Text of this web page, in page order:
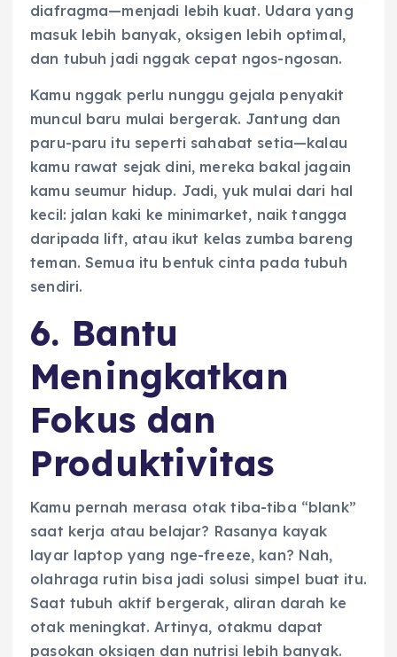
diafragma—menjadi lebih kuat. Udara yang
masuk lebih banyak, oksigen lebih optimal,
dan tubuh jadi nggak cepat ngos-ngosan.
Kamu nggak perlu nunggu gejala penyakit
muncul baru mulai bergerak. Jantung dan
paru-paru itu seperti sahabat setia—kalau
kamu rawat sejak dini, mereka bakal jagain
kamu seumur hidup. Jadi, yuk mulai dari hal
kecil: jalan kaki ke minimarket, naik tangga
daripada lift, atau ikut kelas zumba bareng
teman. Semua itu bentuk cinta pada tubuh
sendiri.
6. Bantu
Meningkatkan
Fokus dan
Produktivitas
Kamu pernah merasa otak tiba-tiba “blank”
saat kerja atau belajar? Rasanya kayak
layar laptop yang nge-freeze, kan? Nah,
olahraga rutin bisa jadi solusi simpel buat itu.
Saat tubuh aktif bergerak, aliran darah ke
otak meningkat. Artinya, otakmu dapat
pasokan oksigen dan nutrisi lebih banyak.